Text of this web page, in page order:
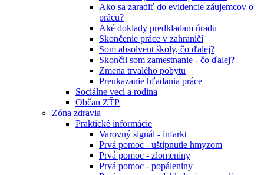
Ako sa zaradiť do evidencie záujemcov o
prácu?
Aké doklady predkladam úradu
Skončenie práce v zahraničí
Som absolvent školy, čo ďalej?
Skončil som zamestnanie - čo ďalej?
Zmena trvalého pobytu
Preukazanie hľadania práce
Sociálne veci a rodina
Občan ZŤP
Zóna zdravia
Praktické informácie
Varovný signál - infarkt
Prvá pomoc - uštipnutie hmyzom
Prvá pomoc - zlomeniny
Prvá pomoc - popáleniny